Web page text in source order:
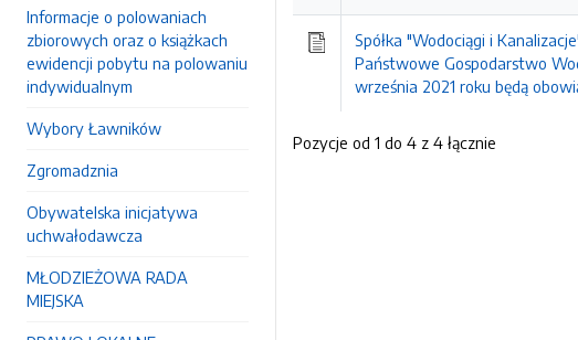
Informacje o polowaniach
zbiorowych oraz o książkach
ewidencji pobytu na polowaniu
indywidualnym
Wybory Ławników
Zgromadznia
Obywatelska inicjatywa
uchwałodawcza
MŁODZIEŻOWA RADA
MIEJSKA
Spółka "Wodociągi i
Państwowe Gospodarstwo
września 2021 roku będą
Pozycje od 1 do 4 z 4 łącznie